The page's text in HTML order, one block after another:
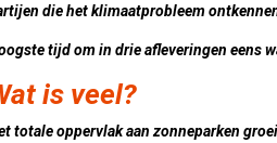
die het klimaatprobleem
tijd om in drie afleveringen eens
is veel?
totale oppervlak aan zonneparken